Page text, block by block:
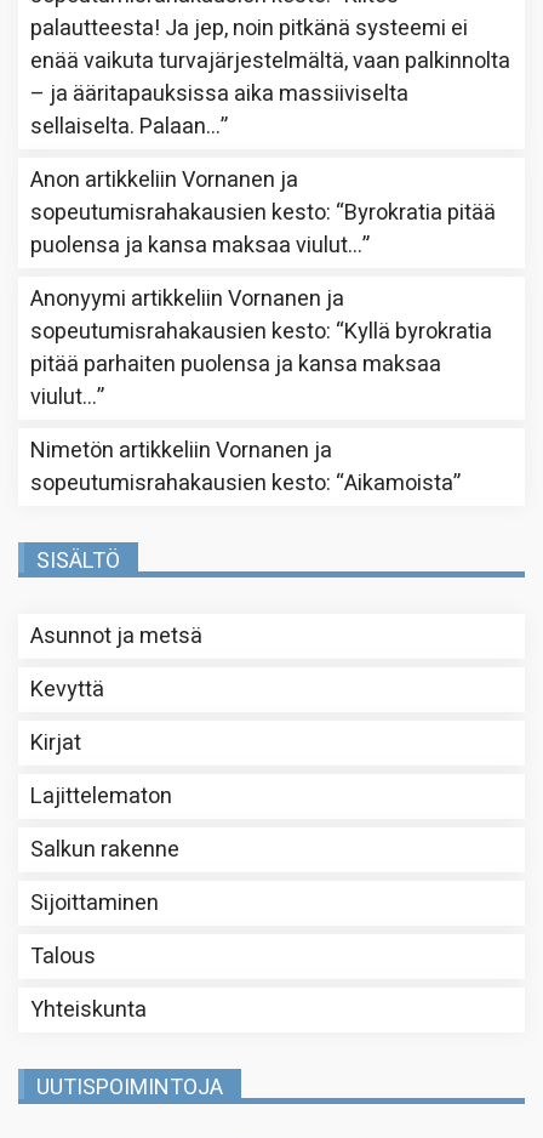
palautteesta! Ja jep, noin pitkänä systeemi ei
enää vaikuta turvajärjestelmältä, vaan palkinnolta
– ja ääritapauksissa aika massiiviselta
sellaiselta. Palaan…”
Anon artikkeliinVornanen ja
sopeutumisrahakausien kesto: “Byrokratia pitää
puolensa ja kansa maksaa viulut…”
Anonyymi artikkeliinVornanen ja
sopeutumisrahakausien kesto: “Kyllä byrokratia
pitää parhaiten puolensa ja kansa maksaa
viulut…”
Nimetön artikkeliinVornanen ja
sopeutumisrahakausien kesto: “Aikamoista”
SISÄLTÖ
Asunnot ja metsä
Kevyttä
Kirjat
Lajittelematon
Salkun rakenne
Sijoittaminen
Talous
Yhteiskunta
UUTISPOIMINTOJA